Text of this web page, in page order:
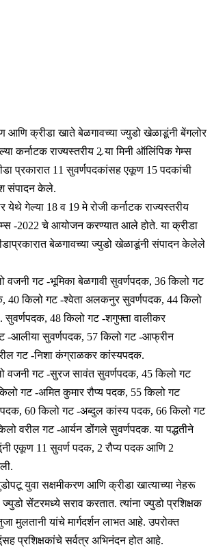
आणि क्रीडा खाते बेळगावच्या ज्युडो खेळाडूंनी बेंगलोर
कर्नाटक राज्यस्तरीय 2 र्‍या मिनी ऑलिंपिक गेम्स
प्रकारात 11 सुवर्णपदकांसह एकूण 15 पदकांची
संपादन केले.
येथे गेल्या 18 व 19 मे रोजी कर्नाटक राज्यस्तरीय
-2022 चे आयोजन करण्यात आले होते. या क्रीडा
बेळगावच्या ज्युडो खेळाडूंनी संपादन केलेले
वजनी गट -भूमिका बेळगावी सुवर्णपदक, 36 किलो गट
40 किलो गट -श्वेता अलकनुर सुवर्णपदक, 44 किलो
सुवर्णपदक, 48 किलो गट -शगुफ्ता वालीकर
-आलीया सुवर्णपदक, 57 किलो गट -आफ्रीन
गट -निशा कंग्राळकर कांस्यपदक.
वजनी गट -सुरज सावंत सुवर्णपदक, 45 किलो गट
गट -अमित कुमार रौप्य पदक, 55 किलो गट
60 किलो गट -अब्दुल कांस्य पदक, 66 किलो गट
वरील गट -आर्यन डोंगले सुवर्णपदक. या पद्धतीने
एकूण 11 सुवर्ण पदक, 2 रौप्य पदक आणि 2
युवा सक्षमीकरण आणि क्रीडा खात्याच्या नेहरू
सेंटरमध्ये सराव करतात. त्यांना ज्युडो प्रशिक्षक
मुलतानी यांचे मार्गदर्शन लाभत आहे. उपरोक्त
प्रशिक्षकांचे सर्वत्र अभिनंदन होत आहे.